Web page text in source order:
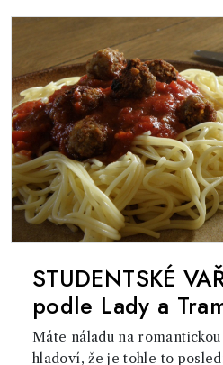
STUDENTSKÉ
podle Lady a
Máte náladu na
hladoví, že je tohle to